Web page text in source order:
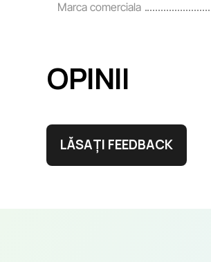
Marca comerciala
OPINII
LĂSAȚI FEEDBACK